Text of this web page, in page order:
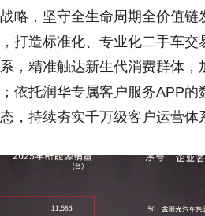
略，坚守全生命周期全价值链
打造标准化、专业化二手车
，精准触达新生代消费群体
依托润华专属客户服务APP
，持续夯实千万级客户运营